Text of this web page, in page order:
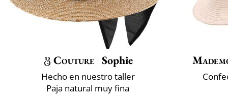
Couture Sophie
Hecho en nuestro taller
Paja natural muy fina